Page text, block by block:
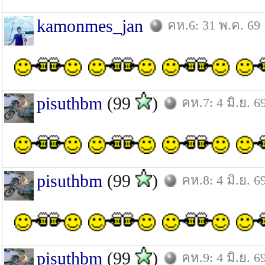
kamonmes_jan คห.6: 31 พ.ค. 69
pisuthbm (99 ) คห.7: 4 มิ.ย.
pisuthbm (99 ) คห.8: 4 มิ.ย.
pisuthbm (99 ) คห.9: 4 มิ.ย.